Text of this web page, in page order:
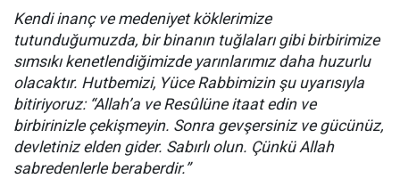
Kendi inanç ve medeniyet köklerimize
tutunduğumuzda, bir binanın tuğlaları gibi birbirimize
sımsıkı kenetlendiğimizde yarınlarımız daha huzurlu
olacaktır. Hutbemizi, Yüce Rabbimizin şu uyarısıyla
bitiriyoruz: “Allah’a ve Resûlüne itaat edin ve
birbirinizle çekişmeyin. Sonra gevşersiniz ve gücünüz,
devletiniz elden gider. Sabırlı olun. Çünkü Allah
sabredenlerle beraberdir.”